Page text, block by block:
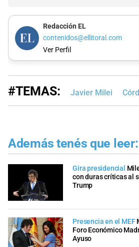
Redacción EL
contenidos@ellitoral.com
Ver Perfil
#TEMAS: Javier Milei
Además tenés que leer:
Gira presidencial
con duras críticas al
Trump
Presencia en el MEF
Foro Económico
Ayuso